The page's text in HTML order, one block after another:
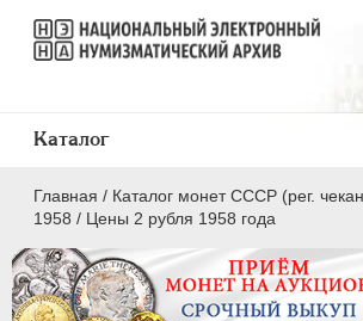
Главная / Каталог монет СССР (рег.
1958 / Цены 2 рубля 1958 года
Каталог